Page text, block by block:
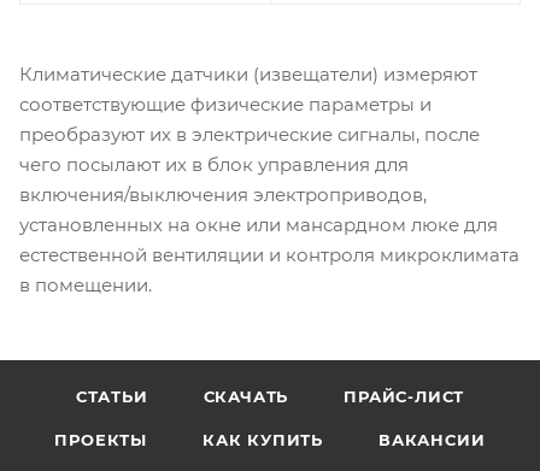
Климатические датчики (извещатели) измеряют
соответствующие физические параметры и
преобразуют их в электрические сигналы, после
чего посылают их в блок управления для
включения/выключения электроприводов,
установленных на окне или мансардном люке для
естественной вентиляции и контроля микроклимата
в помещении.
СТАТЬИ СКАЧАТЬ ПРАЙС-ЛИСТ
ПРОЕКТЫ КАК КУПИТЬ ВАКАНСИИ